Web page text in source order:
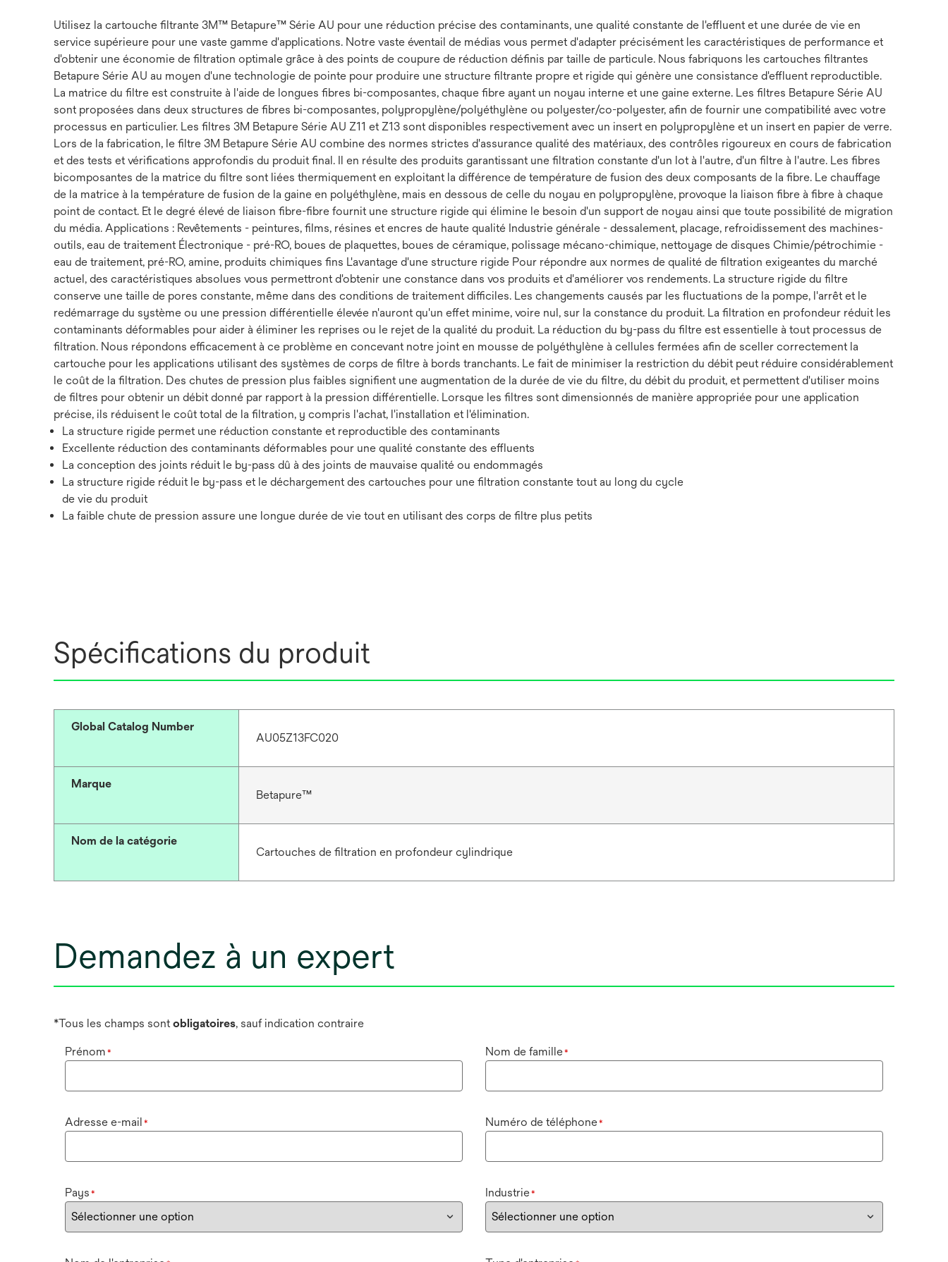
Utilisez la cartouche filtrante 3M™ Betapure™ Série AU pour une réduction précise des contaminants, une qualité constante de l'effluent et une durée de vie en
service supérieure pour une vaste gamme d'applications. Notre vaste éventail de médias vous permet d'adapter précisément les caractéristiques de performance et
d'obtenir une économie de filtration optimale grâce à des points de coupure de réduction définis par taille de particule. Nous fabriquons les cartouches filtrantes
Betapure Série AU au moyen d'une technologie de pointe pour produire une structure filtrante propre et rigide qui génère une consistance d'effluent reproductible.
La matrice du filtre est construite à l'aide de longues fibres bi-composantes, chaque fibre ayant un noyau interne et une gaine externe. Les filtres Betapure Série AU
sont proposées dans deux structures de fibres bi-composantes, polypropylène/polyéthylène ou polyester/co-polyester, afin de fournir une compatibilité avec votre
processus en particulier. Les filtres 3M Betapure Série AU Z11 et Z13 sont disponibles respectivement avec un insert en polypropylène et un insert en papier de verre.
Lors de la fabrication, le filtre 3M Betapure Série AU combine des normes strictes d'assurance qualité des matériaux, des contrôles rigoureux en cours de fabrication
et des tests et vérifications approfondis du produit final. Il en résulte des produits garantissant une filtration constante d'un lot à l'autre, d'un filtre à l'autre. Les fibres
bicomposantes de la matrice du filtre sont liées thermiquement en exploitant la différence de température de fusion des deux composants de la fibre. Le chauffage
de la matrice à la température de fusion de la gaine en polyéthylène, mais en dessous de celle du noyau en polypropylène, provoque la liaison fibre à fibre à chaque
point de contact. Et le degré élevé de liaison fibre-fibre fournit une structure rigide qui élimine le besoin d'un support de noyau ainsi que toute possibilité de migration
du média. Applications : Revêtements - peintures, films, résines et encres de haute qualité Industrie générale - dessalement, placage, refroidissement des machines-
outils, eau de traitement Électronique - pré-RO, boues de plaquettes, boues de céramique, polissage mécano-chimique, nettoyage de disques Chimie/pétrochimie -
eau de traitement, pré-RO, amine, produits chimiques fins L'avantage d'une structure rigide Pour répondre aux normes de qualité de filtration exigeantes du marché
actuel, des caractéristiques absolues vous permettront d'obtenir une constance dans vos produits et d'améliorer vos rendements. La structure rigide du filtre
conserve une taille de pores constante, même dans des conditions de traitement difficiles. Les changements causés par les fluctuations de la pompe, l'arrêt et le
redémarrage du système ou une pression différentielle élevée n'auront qu'un effet minime, voire nul, sur la constance du produit. La filtration en profondeur réduit les
contaminants déformables pour aider à éliminer les reprises ou le rejet de la qualité du produit. La réduction du by-pass du filtre est essentielle à tout processus de
filtration. Nous répondons efficacement à ce problème en concevant notre joint en mousse de polyéthylène à cellules fermées afin de sceller correctement la
cartouche pour les applications utilisant des systèmes de corps de filtre à bords tranchants. Le fait de minimiser la restriction du débit peut réduire considérablement
le coût de la filtration. Des chutes de pression plus faibles signifient une augmentation de la durée de vie du filtre, du débit du produit, et permettent d'utiliser moins
de filtres pour obtenir un débit donné par rapport à la pression différentielle. Lorsque les filtres sont dimensionnés de manière appropriée pour une application
précise, ils réduisent le coût total de la filtration, y compris l'achat, l'installation et l'élimination.
La structure rigide permet une réduction constante et reproductible des contaminants
Excellente réduction des contaminants déformables pour une qualité constante des effluents
La conception des joints réduit le by-pass dû à des joints de mauvaise qualité ou endommagés
La structure rigide réduit le by-pass et le déchargement des cartouches pour une filtration constante tout au long du cycle
de vie du produit
La faible chute de pression assure une longue durée de vie tout en utilisant des corps de filtre plus petits
Spécifications du produit
Global Catalog Number
AU05Z13FC020
Marque
Betapure™
Nom de la catégorie
Cartouches de filtration en profondeur cylindrique
Demandez à un expert
*Tous les champs sontobligatoires, sauf indication contraire
Prénom * Nom de famille*
Adresse e-mail * Numéro de téléphone*
Pays * Industrie*